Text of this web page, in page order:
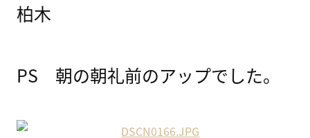
柏木
PS 朝の朝礼前のアップでした。